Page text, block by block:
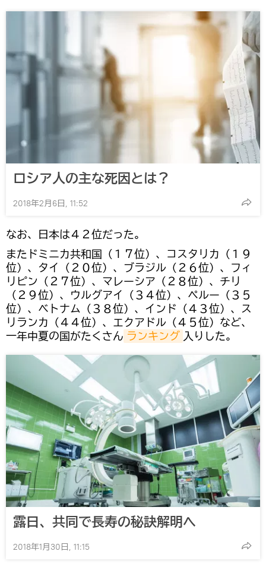
ロシア人の主な死因とは？
2018年2月6日, 11:52
なお、日本は４２位だった。
またドミニカ共和国（１７位）、コスタリカ（１９
位）、タイ（２０位）、ブラジル（２６位）、フィ
リピン（２７位）、マレーシア（２８位）、チリ
（２９位）、ウルグアイ（３４位）、ペルー（３５
位）、ベトナム（３８位）、インド（４３位）、ス
リランカ（４４位）、エクアドル（４５位）など、
一年中夏の国がたくさん ランキング 入りした。
露日、共同で長寿の秘訣解明へ
2018年1月30日, 11:15